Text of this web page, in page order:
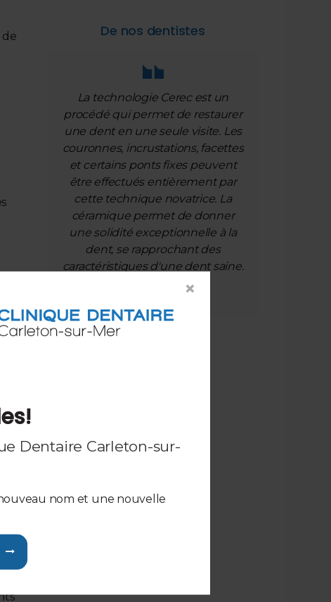
de
De nos dentistes
La technologie Cerec est un
procédé qui permet de restaurer
une dent en une seule visite. Les
couronnes, incrustations, facettes
et certains ponts fixes peuvent
être effectués entièrement par
cette technique novatrice. La
céramique permet de donner
une solidité exceptionnelle à la
dent, se rapprochant des
caractéristiques d'une dent saine.
- DR ÉRIC ALBERT
×
Dentaire Carleton-sur-
nom et une nouvelle